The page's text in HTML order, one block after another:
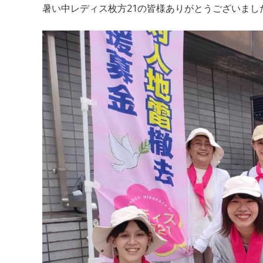
暑い中レディス枚方21の皆様ありがとうございまし